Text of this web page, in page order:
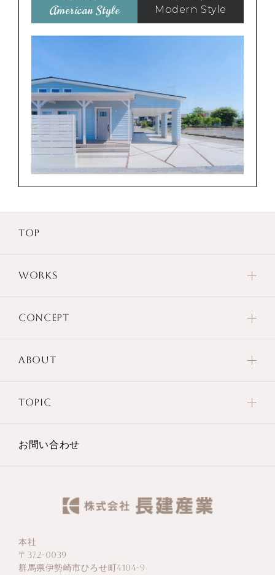
American Style Modern Style
TOP
WORKS
CONCEPT
ABOUT
TOPIC
お問い合わせ
本社
〒372-0039
群馬県伊勢崎市ひろせ町4104-9